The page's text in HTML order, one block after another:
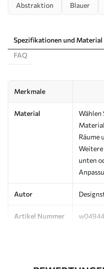
Abstraktion Blauer
Spezifikationen und Material
FAQ
Merkmale
Material
Wählen
Räume
unten
Autor
Artikel Nummer w04944